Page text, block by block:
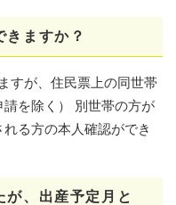
ますか？
すが、住民票上の同世帯
を除く） 別世帯の方が
る方の本人確認ができ
、出産予定月と